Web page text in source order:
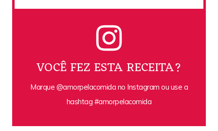
VOCÊ FEZ ESTA RECEITA?
Marque @amorpelacomida no Instagram ou use a
hashtag #amorpelacomida